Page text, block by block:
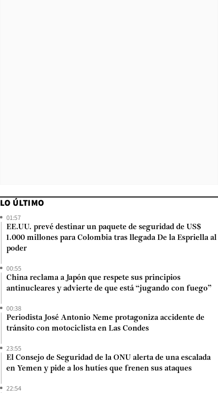
LO ÚLTIMO
01:57
EE.UU. prevé destinar un paquete de seguridad de US$
1.000 millones para Colombia tras llegada De la Espriella al
poder
00:55
China reclama a Japón que respete sus principios
antinucleares y advierte de que está “jugando con fuego”
00:38
Periodista José Antonio Neme protagoniza accidente de
tránsito con motociclista en Las Condes
23:55
El Consejo de Seguridad de la ONU alerta de una escalada
en Yemen y pide a los hutíes que frenen sus ataques
22:54